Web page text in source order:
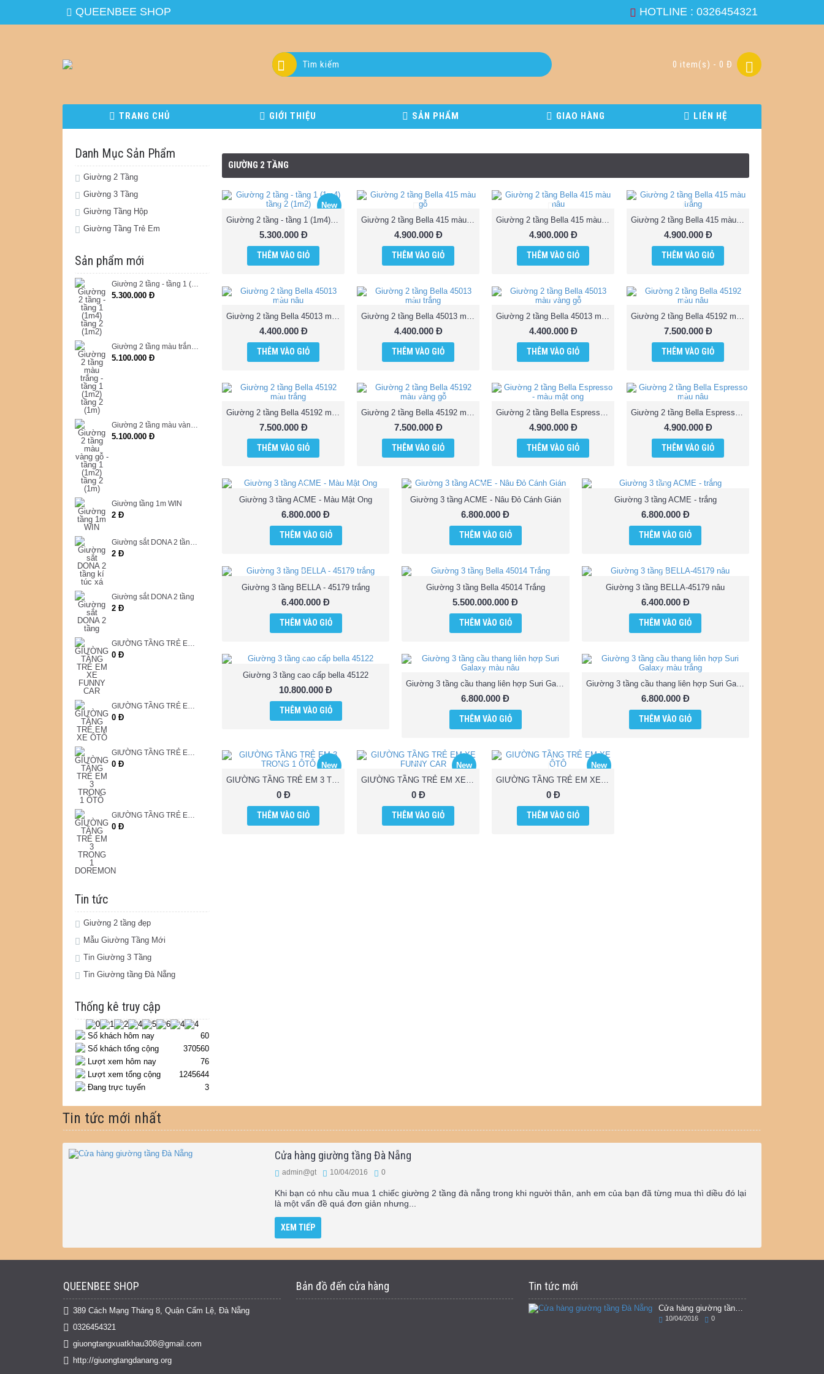
QUEENBEE SHOP HOTLINE : 0326454321
0 item(s) - 0 Đ
TRANG CHỦ GIỚI THIỆU SẢN PHẨM GIAO HÀNG LIÊN HỆ
Danh Mục Sản Phẩm
Giường 2 Tầng
Giường 3 Tầng
Giường Tầng Hộp
Giường Tầng Trẻ Em
Sản phẩm mới
Giường 2 tầng - tầng 1 (1m4) tầng 2 (1m2)
5.300.000 Đ
Giường 2 tầng màu trắng - tầng 1 (1m2) tầng 2 (1m)
5.100.000 Đ
Giường 2 tầng màu vàng gỗ - tầng 1 (1m2) tầng 2 (1m)
5.100.000 Đ
Giường tầng 1m WIN
2 Đ
Giường sắt DONA 2 tầng kí túc xá
2 Đ
Giường sắt DONA 2 tầng
2 Đ
GIƯỜNG TẦNG TRẺ EM XE FUNNY CAR
0 Đ
GIƯỜNG TẦNG TRẺ EM XE ÔTÔ
0 Đ
GIƯỜNG TẦNG TRẺ EM 3 TRONG 1 ÔTÔ
0 Đ
GIƯỜNG TẦNG TRẺ EM 3 TRONG 1 DOREMON
0 Đ
Tin tức
Giường 2 tầng đẹp
Mẫu Giường Tầng Mới
Tin Giường 3 Tầng
Tin Giường tầng Đà Nẵng
Thống kê truy cập
Số khách hôm nay
60
Số khách tổng cộng
370560
Lượt xem hôm nay
76
Lượt xem tổng cộng
1245644
Đang trực tuyến
3
GIƯỜNG 2 TẦNG
New
Giường 2 tầng - tầng 1 (1m4) tầng 2 (1m2)
5.300.000 Đ
THÊM VÀO GIỎ
Giường 2 tầng Bella 415 màu gỗ
4.900.000 Đ
THÊM VÀO GIỎ
Giường 2 tầng Bella 415 màu nâu
4.900.000 Đ
THÊM VÀO GIỎ
Giường 2 tầng Bella 415 màu trắng
4.900.000 Đ
THÊM VÀO GIỎ
4.400.000 Đ
THÊM VÀO GIỎ
4.400.000 Đ
THÊM VÀO GIỎ
4.400.000 Đ
THÊM VÀO GIỎ
7.500.000 Đ
THÊM VÀO GIỎ
7.500.000 Đ
THÊM VÀO GIỎ
7.500.000 Đ
THÊM VÀO GIỎ
4.900.000 Đ
THÊM VÀO GIỎ
4.900.000 Đ
THÊM VÀO GIỎ
Giường 3 tầng ACME - Màu Mật Ong
6.800.000 Đ
THÊM VÀO GIỎ
Giường 3 tầng ACME - Nâu Đỏ Cánh Gián
6.800.000 Đ
THÊM VÀO GIỎ
Giường 3 tầng ACME - trắng
6.800.000 Đ
THÊM VÀO GIỎ
Giường 3 tầng BELLA - 45179 trắng
6.400.000 Đ
THÊM VÀO GIỎ
Giường 3 tầng Bella 45014 Trắng
5.500.000.000 Đ
THÊM VÀO GIỎ
Giường 3 tầng BELLA-45179 nâu
6.400.000 Đ
THÊM VÀO GIỎ
Giường 3 tầng cao cấp bella 45122
10.800.000 Đ
THÊM VÀO GIỎ
6.800.000 Đ
THÊM VÀO GIỎ
Giường 3 tầng cầu thang liên hợp Suri Galaxy màu trắng
6.800.000 Đ
THÊM VÀO GIỎ
New
0 Đ
THÊM VÀO GIỎ
New
0 Đ
THÊM VÀO GIỎ
New
0 Đ
THÊM VÀO GIỎ
Tin tức mới nhất
Cửa hàng giường tầng Đà Nẵng
admin@gt 10/04/2016 0
Khi bạn có nhu cầu mua 1 chiếc giường 2 tầng đà nẵng trong khi người thân, anh em của bạn đã từng mua thì diều đó lại
là một vấn đề quá đơn giản nhưng...
XEM TIẾP
QUEENBEE SHOP
389 Cách Mạng Tháng 8, Quận Cẩm Lệ, Đà Nẵng
0326454321
giuongtangxuatkhau308@gmail.com
http://giuongtangdanang.org
Bản đồ đến cửa hàng Tin tức mới
Cửa hàng giường tầng Đà Nẵng
10/04/2016 0